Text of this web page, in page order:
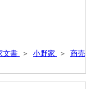
文書 ＞ 小野家 ＞ 商売